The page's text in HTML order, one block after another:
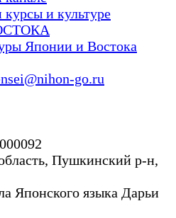
и культуре
Японии и Востока
go.ru
Пушкинский р-н,
Японского языка Дарьи